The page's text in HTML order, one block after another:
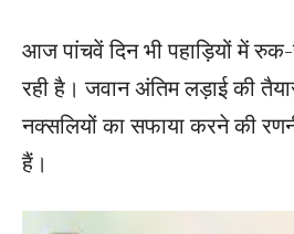
आज पांचवें दिन भी पहाड़ियों में
रही है। जवान अंतिम लड़ाई की
नक्सलियों का सफाया करने की
हैं।